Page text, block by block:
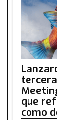
que
como